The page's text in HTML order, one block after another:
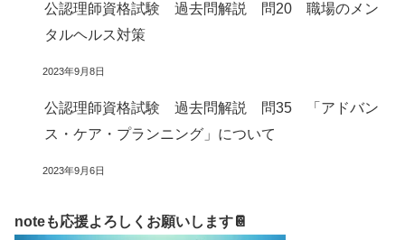
公認理師資格試験 過去問解説 問20 職場のメン
タルヘルス対策
2023年9月8日
公認理師資格試験 過去問解説 問35 「アドバン
ス・ケア・プランニング」について
2023年9月6日
noteも応援よろしくお願いします📔